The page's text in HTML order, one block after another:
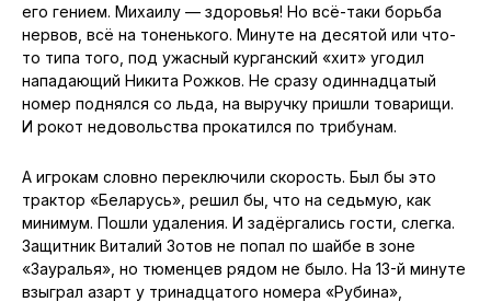
его гением. Михаилу — здоровья! Но всё-таки борьба
нервов, всё на тоненького. Минуте на десятой или что-
то типа того, под ужасный курганский «хит» угодил
нападающий Никита Рожков. Не сразу одиннадцатый
номер поднялся со льда, на выручку пришли товарищи.
И рокот недовольства прокатился по трибунам.
А игрокам словно переключили скорость. Был бы это
трактор «Беларусь», решил бы, что на седьмую, как
минимум. Пошли удаления. И задёргались гости, слегка.
Защитник Виталий Зотов не попал по шайбе в зоне
«Зауралья», но тюменцев рядом не было. На 13-й минуте
взыграл азарт у тринадцатого номера «Рубина»,